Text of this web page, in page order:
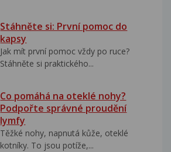
Stáhněte si: První pomoc do
kapsy
Jak mít první pomoc vždy po ruce?
Stáhněte si praktického...
Co pomáhá na oteklé nohy?
Podpořte správné proudění
lymfy
Těžké nohy, napnutá kůže, oteklé
kotníky. To jsou potíže,...